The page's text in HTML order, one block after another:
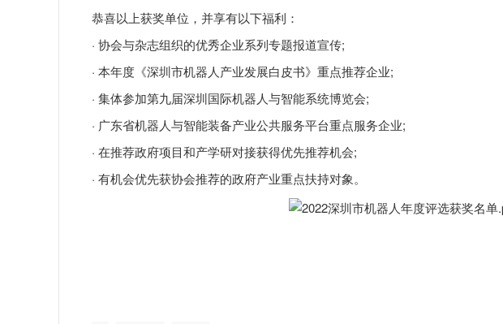
恭喜以上获奖单位，并享有以下福利：
· 协会与杂志组织的优秀企业系列专题报道宣传;
· 本年度《深圳市机器人产业发展白皮书》重点推荐企业;
· 集体参加第九届深圳国际机器人与智能系统博览会;
· 广东省机器人与智能装备产业公共服务平台重点服务企业;
· 在推荐政府项目和产学研对接获得优先推荐机会;
· 有机会优先获协会推荐的政府产业重点扶持对象。